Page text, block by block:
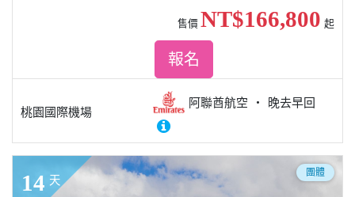
桃園國際機場
阿聯酋航空 晚去早回
售價 NT$166,800 起
報名
14 天
團體